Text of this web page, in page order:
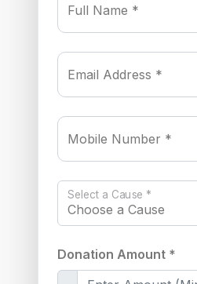
Full Name *
Email Address *
Mobile Number *
Select a Cause *
Donation Amount *